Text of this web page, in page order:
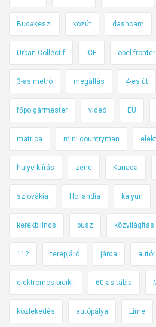
Budakeszi közút dashcam
Urban Collëctif ICE opel
3-as metró megállás 4-es út
főpolgármester videó EU
matrica mini countryman
hülye kiírás zene Kanada
szlovákia Hollandia kaiyun
kerékbilincs busz közvilágítás
112 terepjáró járda
elektromos bicikli 60-as tábla
közlekedés autópálya Lime